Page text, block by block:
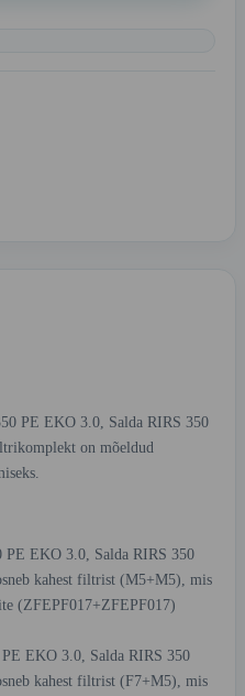
PE EKO 3.0, Salda RIRS 350
on mõeldud
PE EKO 3.0, Salda RIRS 350
kahest filtrist (M5+M5), mis
(ZFEPF017+ZFEPF017)
EKO 3.0, Salda RIRS 350
kahest filtrist (F7+M5), mis